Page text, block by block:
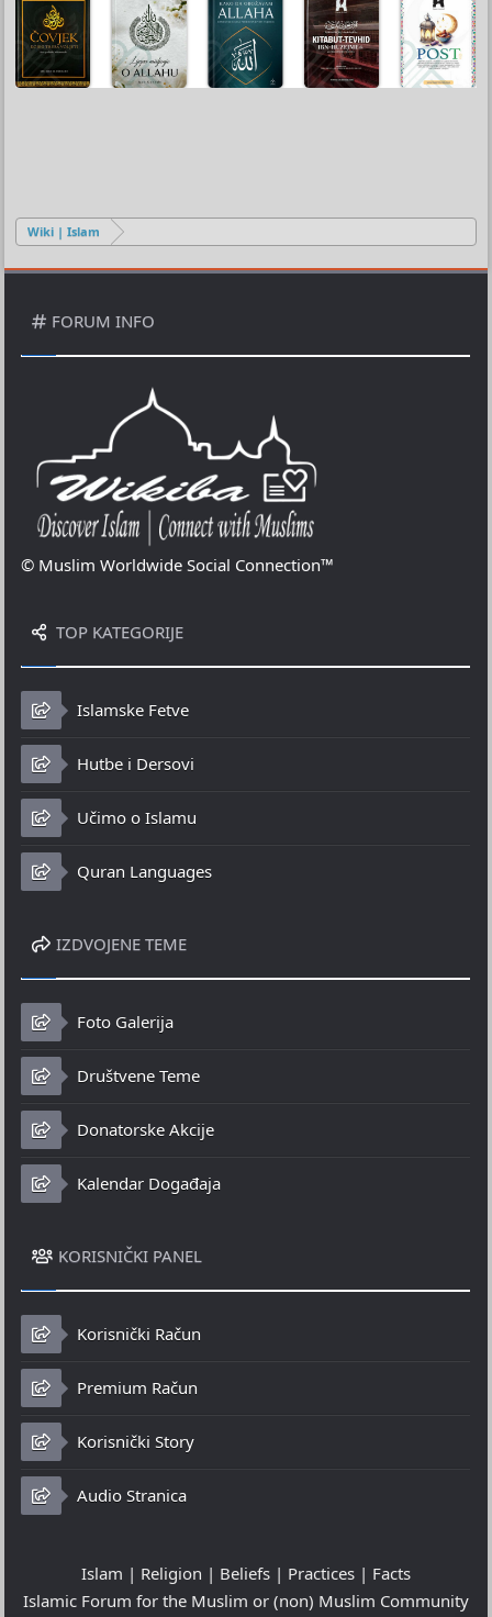
Wiki | Islam
FORUM INFO
© Muslim Worldwide Social Connection™
TOP KATEGORIJE
Islamske Fetve
Hutbe i Dersovi
Učimo o Islamu
Quran Languages
IZDVOJENE TEME
Foto Galerija
Društvene Teme
Donatorske Akcije
Kalendar Događaja
KORISNIČKI PANEL
Korisnički Račun
Premium Račun
Korisnički Story
Audio Stranica
Islam | Religion | Beliefs | Practices | Facts
Islamic Forum for the Muslim or (non) Muslim Community